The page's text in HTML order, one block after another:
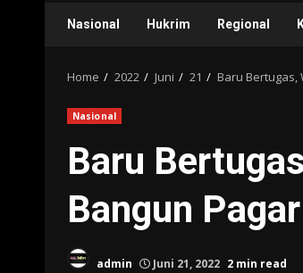
Nasional Hukrim Regional
Home 2022 Juni 21 Baru Bertugas,
Nasional
Baru
Bangun
admin Juni 21, 2022 2 min read